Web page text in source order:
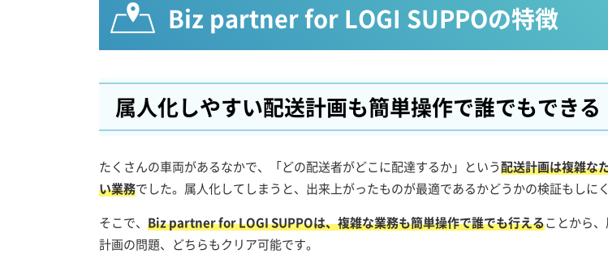
Biz partner for LOGI SUPPOの特徴
属人化しやすい配送計画も簡単操作で誰でもできる
たくさんの車両があるなかで、「どの配送者がどこに配達するか」という配送計画は複雑な
い業務でした。属人化してしまうと、出来上がったものが最適であるかどうかの検証もしに
そこで、 Biz partner for LOGI SUPPOは、複雑な業務も簡単操作で誰でも行えることから
計画の問題、どちらもクリア可能です。